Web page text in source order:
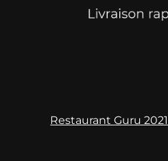
Restaurant Guru 2021